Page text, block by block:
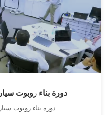
دورة بناء روبوت
دورة بناء روبوت